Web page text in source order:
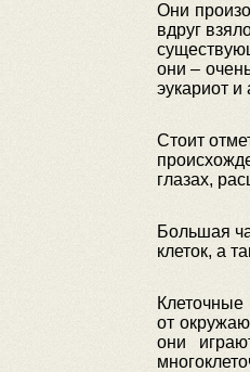
Они
вдруг
они –
эукариот
Стоит
глазах,
Большая
клеток, а
от
они